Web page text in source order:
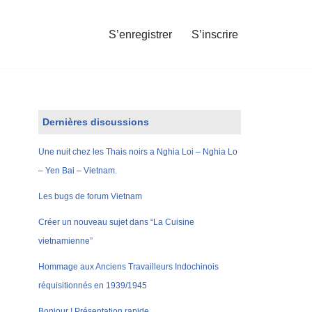
S’enregistrer S’inscrire
Dernières discussions
Une nuit chez les Thais noirs a Nghia Loi – Nghia Lo
– Yen Bai – Vietnam.
Les bugs de forum Vietnam
Créer un nouveau sujet dans “La Cuisine
vietnamienne”
Hommage aux Anciens Travailleurs Indochinois
réquisitionnés en 1939/1945